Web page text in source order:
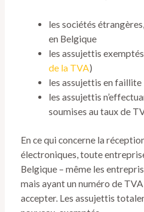
les sociétés
en Belgique
les assujettis
de la TVA)
les assujettis en faillite
les assujettis
soumises au taux de
En ce qui concerne la
électroniques, toute
Belgique – même les
mais ayant un numéro de
accepter. Les assujettis